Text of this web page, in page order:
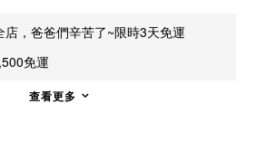
店，爸爸們辛苦了~限時3天免運
免運
查看更多